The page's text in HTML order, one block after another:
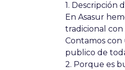
1. Descripción
En Asasur
tradicional
Contamos con
publico de
2. Porque es